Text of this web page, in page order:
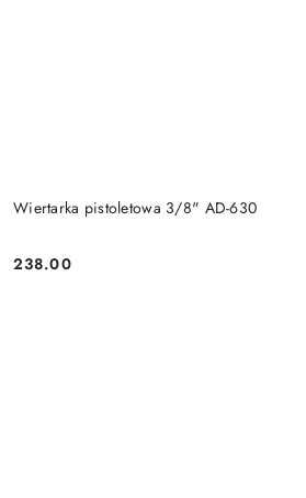
Wiertarka pistoletowa 3/8" AD-630
Cena:
238.00